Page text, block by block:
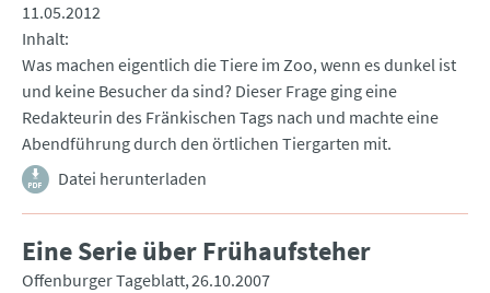
11.05.2012
Inhalt
Was machen eigentlich die Tiere im Zoo, wenn es dunkel ist
und keine Besucher da sind? Dieser Frage ging eine
Redakteurin des Fränkischen Tags nach und machte eine
Abendführung durch den örtlichen Tiergarten mit.
Datei herunterladen
Eine Serie über Frühaufsteher
Offenburger Tageblatt 26.10.2007